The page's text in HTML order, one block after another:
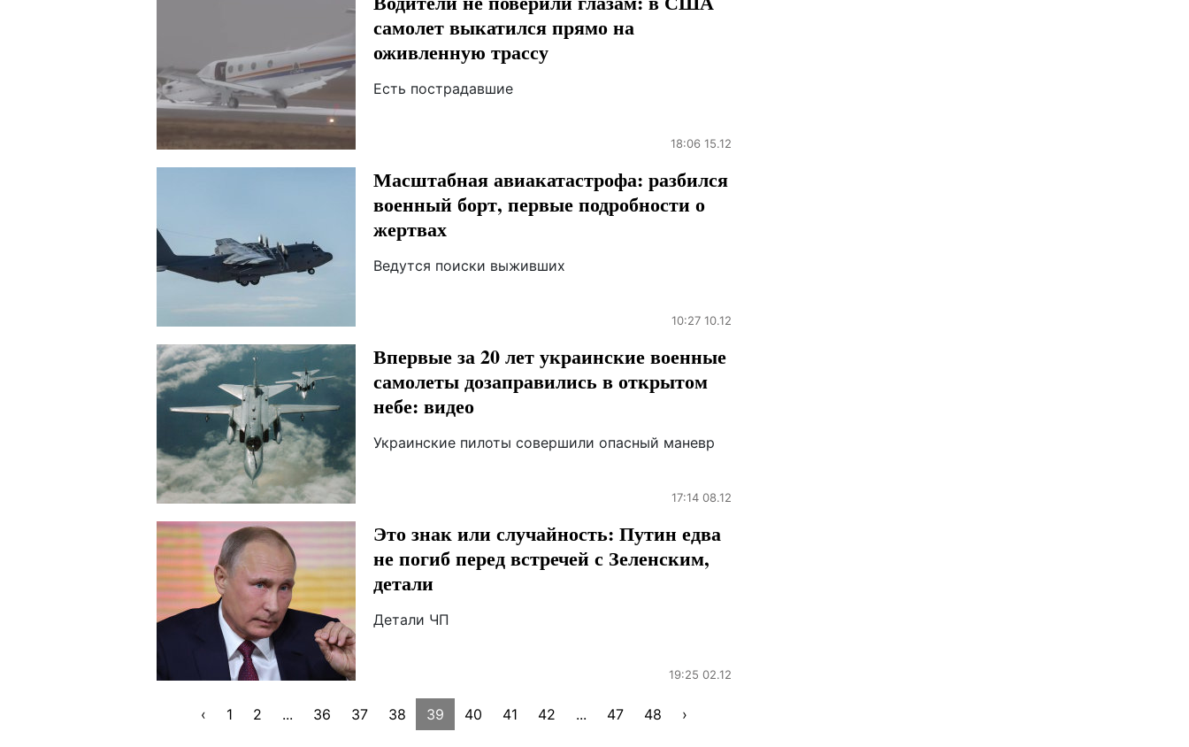
самолет выкатился прямо на
оживленную трассу
Есть пострадавшие
18:06 15.12
Масштабная авиакатастрофа: разбился
военный борт, первые подробности о
жертвах
Ведутся поиски выживших
10:27 10.12
Впервые за 20 лет украинские военные
самолеты дозаправились в открытом
небе: видео
Украинские пилоты совершили опасный маневр
17:14 08.12
Это знак или случайность: Путин едва
не погиб перед встречей с Зеленским,
детали
Детали ЧП
19:25 02.12
‹ 1 2 ... 36 37 38 39 40 41 42 ... 47 48 ›